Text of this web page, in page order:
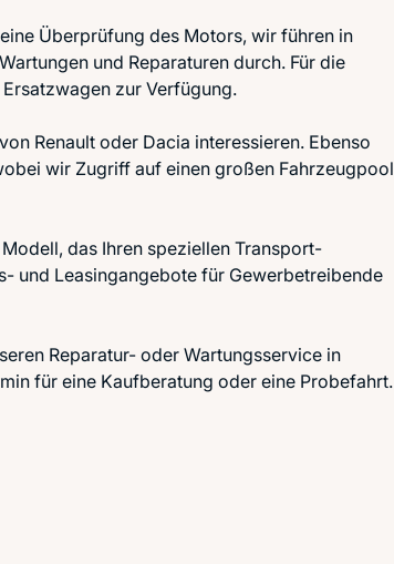
Überprüfung des Motors, wir führen in
und Reparaturen durch. Für die
zur Verfügung.
Renault oder Dacia interessieren. Ebenso
wir Zugriff auf einen großen Fahrzeugpool
das Ihren speziellen Transport-
und Leasingangebote für Gewerbetreibende
Reparatur- oder Wartungsservice in
für eine Kaufberatung oder eine Probefahrt.